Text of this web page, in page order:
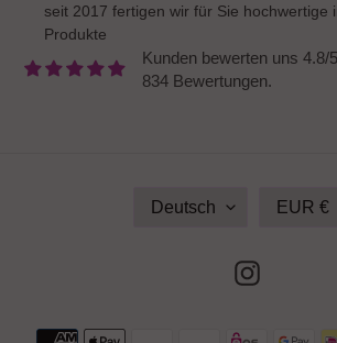
seit 2017 fertigen wir für Sie hochwertige
Produkte
Kunden bewerten uns 4.8/
834 Bewertungen.
Deutsch W
R
U
EUR €
Instagram